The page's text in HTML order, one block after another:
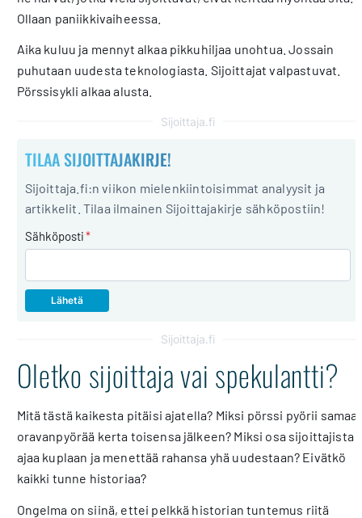
Ollaan paniikkivaiheessa.
Aika kuluu ja mennyt alkaa pikkuhiljaa unohtua. Jossain
puhutaan uudesta teknologiasta. Sijoittajat valpastuvat.
Pörssisykli alkaa alusta.
Sijoittaja.fi
TILAA SIJOITTAJAKIRJE!
Sijoittaja.fi:n viikon mielenkiintoisimmat analyysit ja
artikkelit. Tilaa ilmainen Sijoittajakirje sähköpostiin!
Sähköposti*
Sijoittaja.fi
Oletko sijoittaja vai spekulantti?
Mitä tästä kaikesta pitäisi ajatella? Miksi pörssi pyörii samaa
oravanpyörää kerta toisensa jälkeen? Miksi osa sijoittajista
ajaa kuplaan ja menettää rahansa yhä uudestaan? Eivätkö
kaikki tunne historiaa?
Ongelma on siinä, ettei pelkkä historian tuntemus riitä